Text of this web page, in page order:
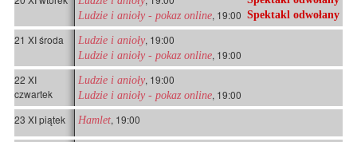
Ludzie i anioły - pokaz online, 19:00 Spektakl odwołany
21 XI środa Ludzie i anioły, 19:00
Ludzie i anioły - pokaz online, 19:00
22 XI
czwartek
Ludzie i anioły, 19:00
Ludzie i anioły - pokaz online, 19:00
23 XI piątek
Hamlet, 19:00